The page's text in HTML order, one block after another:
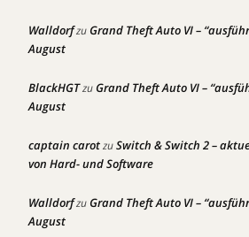
WalldorfzuGrand Theft Auto VI –
August
BlackHGTzuGrand Theft Auto VI –
August
captain carotzuSwitch & Switch 2 –
von Hard- und Software
WalldorfzuGrand Theft Auto VI –
August